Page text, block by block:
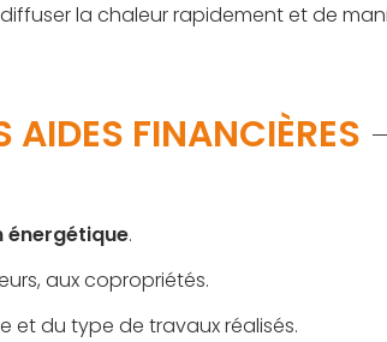
la chaleur rapidement et de
AIDES FINANCIÈRES
énergétique.
aux copropriétés.
et du type de travaux réalisés.